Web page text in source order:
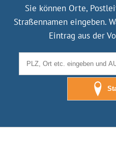
Sie können Orte,
Straßennamen eingeben.
Eintrag aus der